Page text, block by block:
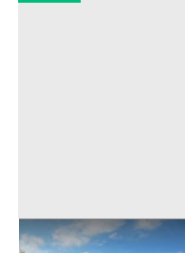
Asta Villa con piscina